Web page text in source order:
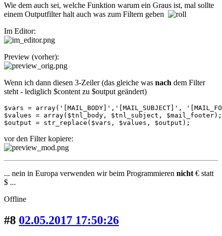
Wie dem auch sei, welche Funktion warum ein Graus ist, mal sollte
einem Outputfilter halt auch was zum Filtern geben
Im Editor:
Preview (vorher):
Wenn ich dann diesen 3-Zeiler (das gleiche was nach dem Filter
steht - lediglich $content zu $output geändert)
$vars = array('[MAIL_BODY]','[MAIL_SUBJECT]',
$values = array($tnl_body, $tnl_subject, $mail_footer);
$output = str_replace($vars, $values, $output);
vor den Filter kopiere:
... nein in Europa verwenden wir beim Programmieren nicht € statt
$ ...
Offline
#8 02.05.2017 17:50:26